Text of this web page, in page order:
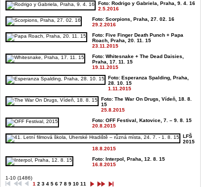
Foto: Rodrigo y Gabriela, Praha, 9. 4. 16
2.5.2016
Foto: Scorpions, Praha, 27. 02. 16
29.2.2016
Foto: Five Finger Death Punch + Papa
Roach, Praha, 20. 11. 15
23.11.2015
Foto: Whitesnake + The Dead Daisies,
Praha, 17. 11. 15
19.11.2015
Foto: Esperanza Spalding, Praha,
28. 10. 15
1.11.2015
Foto: The War On Drugs, Vídeň, 18. 8.
15
25.8.2015
Foto: OFF Festival, Katovice, 7. – 9. 8. 15
20.8.2015
LFŠ
2015
18.8.2015
Foto: Interpol, Praha, 12. 8. 15
16.8.2015
1-10 (1486)
1 2 3 4 5 6 7 8 9 10 11